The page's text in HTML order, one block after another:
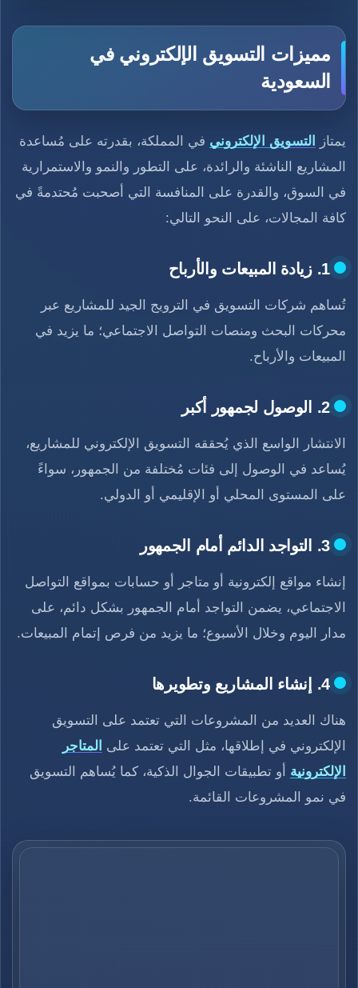
مميزات التسويق الإلكتروني في
السعودية
يمتاز التسويق الإلكتروني في المملكة، بقدرته على مُساعدة
المشاريع الناشئة والرائدة، على التطور والنمو والاستمرارية
في السوق، والقدرة على المنافسة التي أصحبت مُحتدمةً في
كافة المجالات، على النحو التالي:
1. زيادة المبيعات والأرباح
تُساهم شركات التسويق في الترويج الجيد للمشاريع عبر
محركات البحث ومنصات التواصل الاجتماعي؛ ما يزيد في
المبيعات والأرباح.
2. الوصول لجمهور أكبر
الانتشار الواسع الذي يُحققه التسويق الإلكتروني للمشاريع،
يُساعد في الوصول إلى فئات مُختلفة من الجمهور، سواءً
على المستوى المحلي أو الإقليمي أو الدولي.
3. التواجد الدائم أمام الجمهور
إنشاء مواقع إلكترونية أو متاجر أو حسابات بمواقع التواصل
الاجتماعي، يضمن التواجد أمام الجمهور بشكل دائم، على
مدار اليوم وخلال الأسبوع؛ ما يزيد من فرص إتمام المبيعات.
4. إنشاء المشاريع وتطويرها
هناك العديد من المشروعات التي تعتمد على التسويق
الإلكتروني في إطلاقها، مثل التي تعتمد على
المتاجر
الإلكترونية أو تطبيقات الجوال الذكية، كما يُساهم التسويق
في نمو المشروعات القائمة.